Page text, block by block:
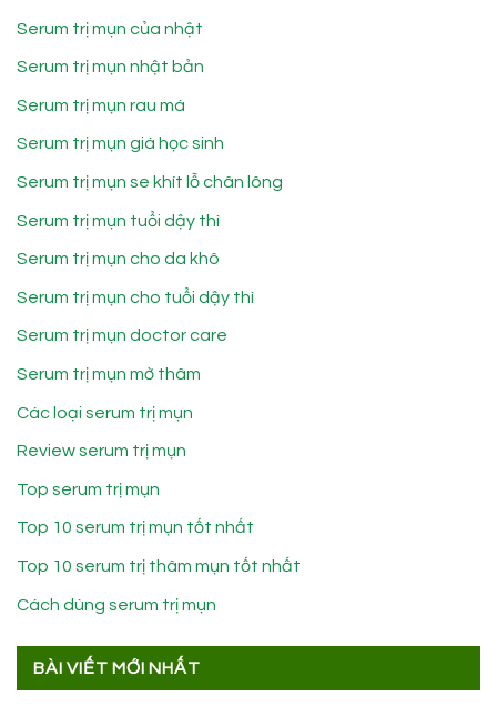
Serum trị mụn của nhật
Serum trị mụn nhật bản
Serum trị mụn rau má
Serum trị mụn giá học sinh
Serum trị mụn se khít lỗ chân lông
Serum trị mụn tuổi dậy thì
Serum trị mụn cho da khô
Serum trị mụn cho tuổi dậy thì
Serum trị mụn doctor care
Serum trị mụn mờ thâm
Các loại serum trị mụn
Review serum trị mụn
Top serum trị mụn
Top 10 serum trị mụn tốt nhất
Top 10 serum trị thâm mụn tốt nhất
Cách dùng serum trị mụn
BÀI VIẾT MỚI NHẤT